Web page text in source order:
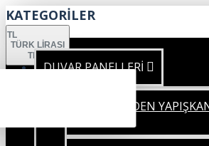
KATEGORİLER
TL
TÜRK LIRASI
TRY
DUVAR PANELLERİ
KENDİNDEN